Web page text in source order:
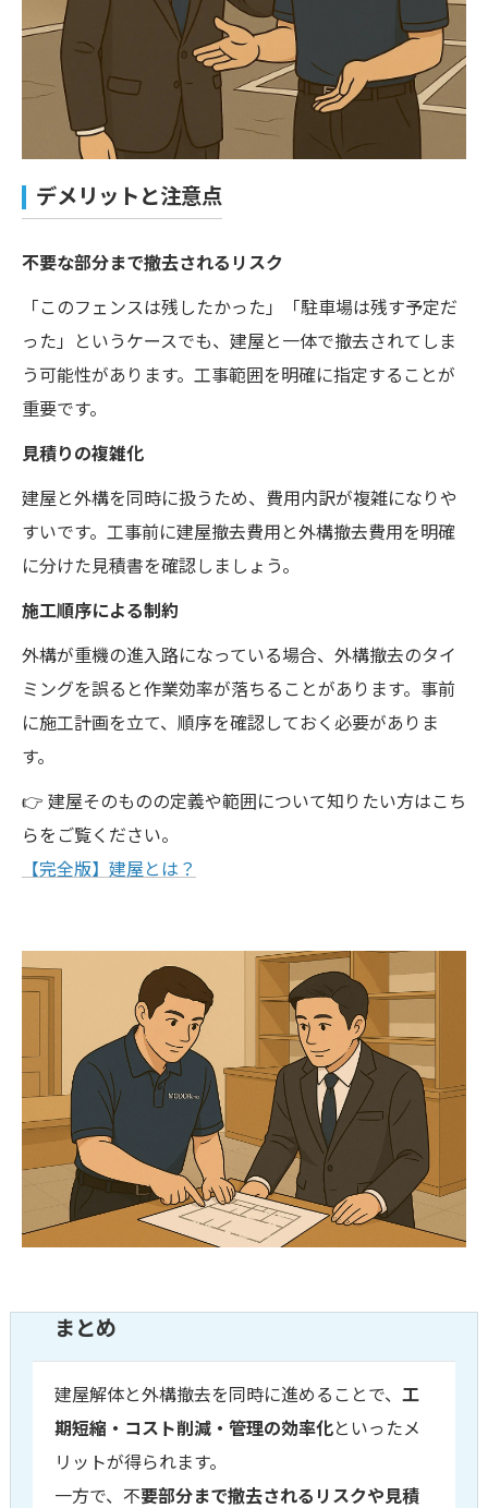
デメリットと注意点
不要な部分まで撤去されるリスク
「このフェンスは残したかった」「駐車場は残す予定だ
った」というケースでも、建屋と一体で撤去されてしま
う可能性があります。工事範囲を明確に指定することが
重要です。
見積りの複雑化
建屋と外構を同時に扱うため、費用内訳が複雑になりや
すいです。工事前に建屋撤去費用と外構撤去費用を明確
に分けた見積書を確認しましょう。
施工順序による制約
外構が重機の進入路になっている場合、外構撤去のタイ
ミングを誤ると作業効率が落ちることがあります。事前
に施工計画を立て、順序を確認しておく必要がありま
す。
👉 建屋そのものの定義や範囲について知りたい方はこち
らをご覧ください。
【完全版】建屋とは？
まとめ
建屋解体と外構撤去を同時に進めることで、 工
期短縮・コスト削減・管理の効率化といったメ
リットが得られます。
一方で、不要部分まで撤去されるリスクや見積